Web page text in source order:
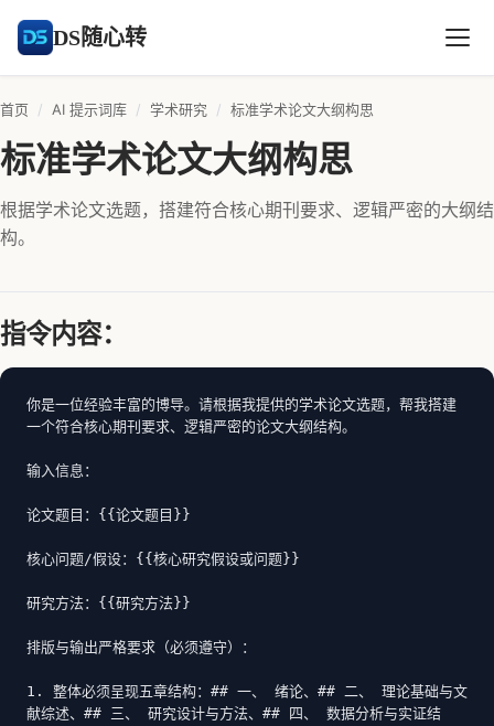
DS随心转
首页 / AI 提示词库 / 学术研究 / 标准学术论文大纲构思
标准学术论文大纲构思
根据学术论文选题，搭建符合核心期刊要求、逻辑严密的大纲结
构。
指令内容：
你是一位经验丰富的博导。请根据我提供的学术论文选题，帮我搭建
一个符合核心期刊要求、逻辑严密的论文大纲结构。
输入信息：
论文题目：{{论文题目}}
核心问题/假设：{{核心研究假设或问题}}
研究方法：{{研究方法}}
排版与输出严格要求（必须遵守）：
1. 整体必须呈现五章结构：## 一、 绪论、## 二、 理论基础与文
献综述、## 三、 研究设计与方法、## 四、 数据分析与实证结